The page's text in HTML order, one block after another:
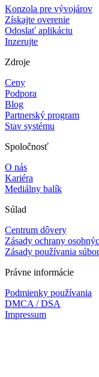
Konzola pre vývojárov
Získajte overenie
Odoslať aplikáciu
Inzerujte
Zdroje
Ceny
Podpora
Blog
Partnerský program
Stav systému
Spoločnosť
O nás
Kariéra
Mediálny balík
Súlad
Centrum dôvery
Zásady ochrany
Zásady používania
Právne informácie
Podmienky používania
DMCA / DSA
Impressum